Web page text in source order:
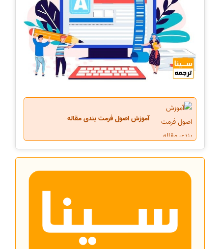
آموزش اصول فرمت بندی مقاله